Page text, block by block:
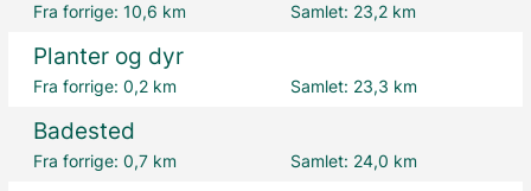
Fra forrige:10,6 km Samlet: 23,2 km
Planter og dyr
Fra forrige:0,2 km Samlet: 23,3 km
Badested
Fra forrige:0,7 km Samlet: 24,0 km